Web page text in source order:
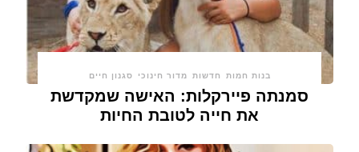
בנות חמות חדשות מדור חינוכי סגנון חיים
סמנתה פיירקלות: האישה שמקדשת
את חייה לטובת החיות